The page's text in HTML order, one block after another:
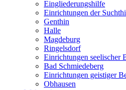
Eingliederungshilfe
Einrichtungen der
Genthin
Halle
Magdeburg
Ringelsdorf
Einrichtungen seelischer
Bad Schmiedeberg
Einrichtungen geistiger
Obhausen